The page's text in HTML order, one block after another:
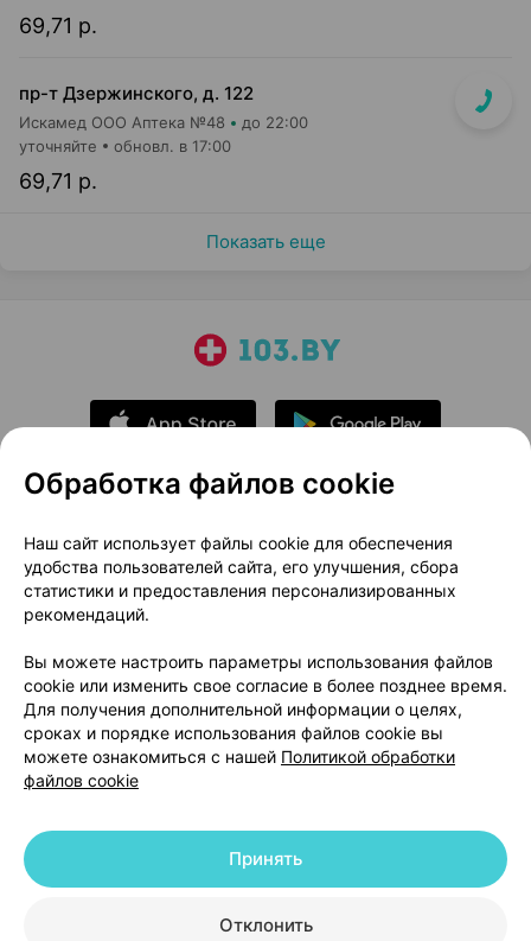
69,71 р.
пр-т Дзержинского, д. 122
Искамед ООО Аптека №48 до 22:00
69,71 р.
уточняйте обновл. в 17:00
Показать еще
О проекте
Новости проекта
Размещение рекламы
Медицинский маркетинг
Публичный договор
Доставка
Способы оплаты
Вакансии
Партнеры
Написать руководителю 103.by
Написать в поддержку
Персональные настройки Cookie
© 2026 ООО «Артокс Лаб», УНП 191700409 | 220012, Республика Беларусь,
+375 291212755
Обработка файлов cookie
Наш сайт использует файлы cookie для обеспечения
удобства пользователей сайта, его улучшения, сбора
статистики и предоставления персонализированных
рекомендаций.
Вы можете настроить параметры использования файлов
cookie или изменить свое согласие в более позднее время.
Для получения дополнительной информации о целях,
сроках и порядке использования файлов cookie вы
можете ознакомиться с нашей Политикой обработки
файлов cookie
Отклонить
Принять